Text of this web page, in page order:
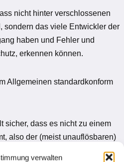
verwalten
nicht hinter verschlossenen
sondern das viele Entwickler der
haben und Fehler und
erkennen können.
Allgemeinen standardkonform
sicher, dass es nicht zu einem
also der (meist unauflösbaren)
oder Hersteller.